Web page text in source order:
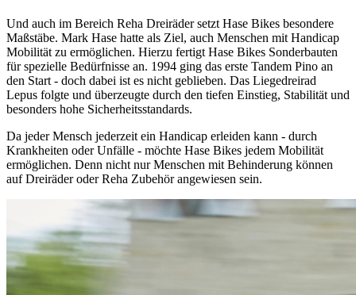
Und auch im Bereich Reha Dreiräder setzt Hase Bikes besondere
Maßstäbe. Mark Hase hatte als Ziel, auch Menschen mit Handicap
Mobilität zu ermöglichen. Hierzu fertigt Hase Bikes Sonderbauten
für spezielle Bedürfnisse an. 1994 ging das erste Tandem Pino an
den Start - doch dabei ist es nicht geblieben. Das Liegedreirad
Lepus folgte und überzeugte durch den tiefen Einstieg, Stabilität und
besonders hohe Sicherheitsstandards.
Da jeder Mensch jederzeit ein Handicap erleiden kann - durch
Krankheiten oder Unfälle - möchte Hase Bikes jedem Mobilität
ermöglichen. Denn nicht nur Menschen mit Behinderung können
auf Dreiräder oder Reha Zubehör angewiesen sein.